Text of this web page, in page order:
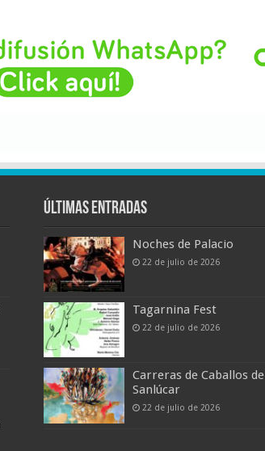
Últimas entradas
Noches de Palacio
22 de julio de 2026
Tagarnina Fest
22 de julio de 2026
Carreras de Caballos de
Sanlúcar
22 de julio de 2026